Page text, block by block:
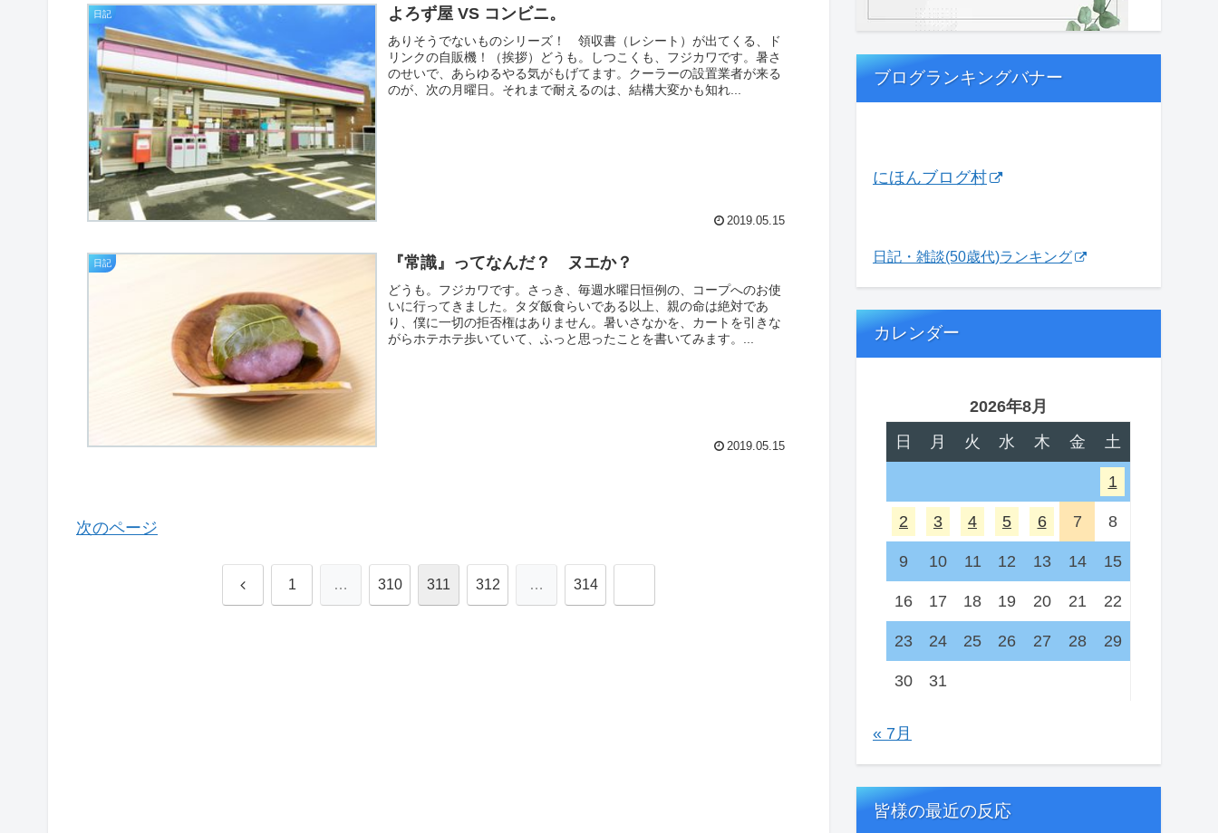
日記 よろず屋 VS コンビニ。
ありそうでないものシリーズ！ 領収書（レシート）が出てくる、ド
リンクの自販機！（挨拶）どうも。しつこくも、フジカワです。暑さ
のせいで、あらゆるやる気がもげてます。クーラーの設置業者が来る
のが、次の月曜日。それまで耐えるのは、結構大変かも知れ...
2019.05.15
日記 『常識』ってなんだ？ ヌエか？
どうも。フジカワです。さっき、毎週水曜日恒例の、コープへのお使
いに行ってきました。タダ飯食らいである以上、親の命は絶対であ
り、僕に一切の拒否権はありません。暑いさなかを、カートを引きな
がらホテホテ歩いていて、ふっと思ったことを書いてみます。...
2019.05.15
次のページ
前 1 … 310 311 312 … 314
ブログランキングバナー
にほんブログ村
日記・雑談(50歳代)ランキング
カレンダー
2026年8月
日
月 火 水 木 金 土
1
2 3 4 5 6 7 8
9 10 11 12 13 14 15
16 17 18 19 20 21 22
23 24 25 26 27 28 29
30 31
« 7月
皆様の最近の反応